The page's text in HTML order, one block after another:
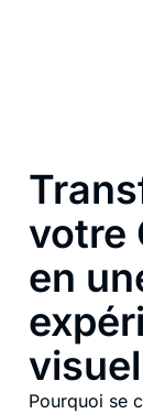
votre
en
Pourquoi se